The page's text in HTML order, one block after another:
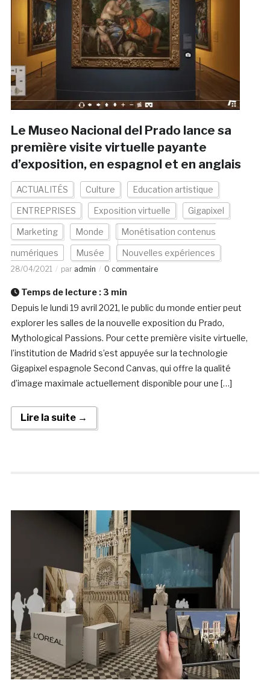
Le Museo Nacional del Prado lance sa
première visite virtuelle payante
d’exposition, en espagnol et en anglais
ACTUALITÉS Culture Education artistique
ENTREPRISES Exposition virtuelle Gigapixel
Marketing Monde Monétisation contenus
numériques Musée Nouvelles expériences
28/04/2021 par admin 0 commentaire
Temps de lecture : 3 min
Depuis le lundi 19 avril 2021, le public du monde entier peut
explorer les salles de la nouvelle exposition du Prado,
Mythological Passions. Pour cette première visite virtuelle,
l’institution de Madrid s’est appuyée sur la technologie
Gigapixel espagnole Second Canvas, qui offre la qualité
d’image maximale actuellement disponible pour une […]
Lire la suite →